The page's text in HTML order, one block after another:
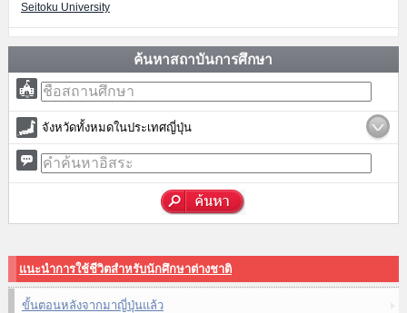
Seitoku University
ค้นหาสถาบันการศึกษา
จังหวัดทั้งหมดในประเทศญี่ปุ่น
แนะนำการใช้ชีวิตสำหรับนักศึกษาต่างชาติ
ขั้นตอนหลังจากมาญี่ปุ่นแล้ว